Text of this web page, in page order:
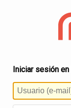
Iniciar sesión